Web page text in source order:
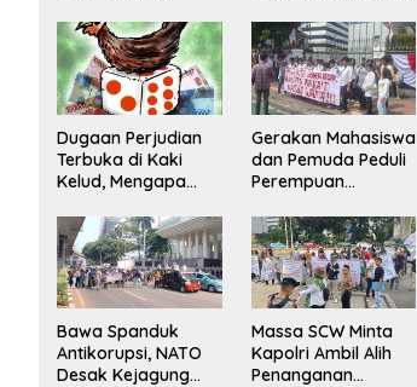
Bentuk Tim
Pelaksana
Kampung Zakat
Kini Jadi Sorotan
Dugaan Perjudian
Terbuka di Kaki
Kelud, Mengapa
Terlihat?
Gerakan Mahasiswa
dan Pemuda Peduli
Perempuan
Tuntutan di Jakarta
Pusat
Bawa Spanduk
Antikorupsi, NATO
Desak Kejagung
Massa SCW Minta
Kapolri Ambil Alih
Penanganan